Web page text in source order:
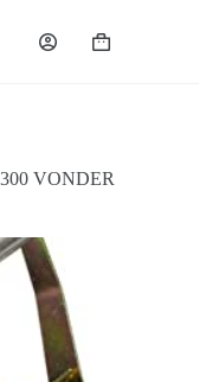
Carrinho
VONDER